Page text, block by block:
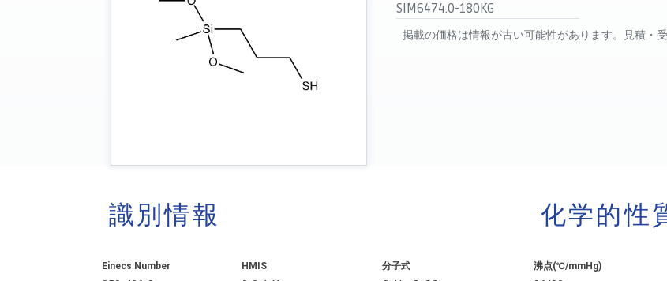
SIM6474.0-180KG
掲載の価格は情報が古い可能性があります。見積・
識別情報
Einecs Number HMIS 分子式
化学的性
沸点(℃/mmHg)